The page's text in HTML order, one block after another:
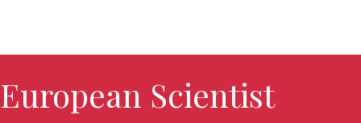
European Scientist